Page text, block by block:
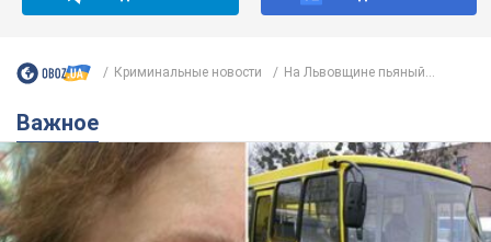
Криминальные новости На Львовщине пьяный...
Важное